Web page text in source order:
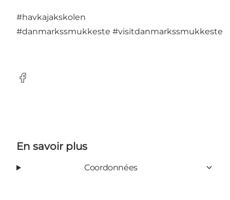
#havkajakskolen
#danmarkssmukkeste #visitdanmarkssmukkeste
Facebook
En savoir plus
Coordonnées